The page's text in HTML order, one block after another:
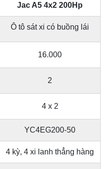
Jac A5 4x2 200Hp
Ô tô sát xi có buồng lái
16.000
2
4 x 2
YC4EG200-50
4 kỳ, 4 xi lanh thẳng hàng